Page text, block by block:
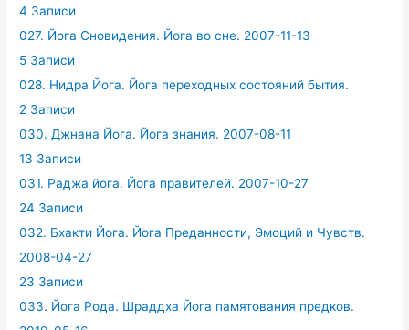
4 Записи
027. Йога Сновидения. Йога во сне. 2007-11-13
5 Записи
028. Нидра Йога. Йога переходных состояний бытия.
2 Записи
030. Джнана Йога. Йога знания. 2007-08-11
13 Записи
031. Раджа йога. Йога правителей. 2007-10-27
24 Записи
032. Бхакти Йога. Йога Преданности, Эмоций и Чувств.
2008-04-27
23 Записи
033. Йога Рода. Шраддха Йога памятования предков.